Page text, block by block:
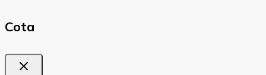
Cota